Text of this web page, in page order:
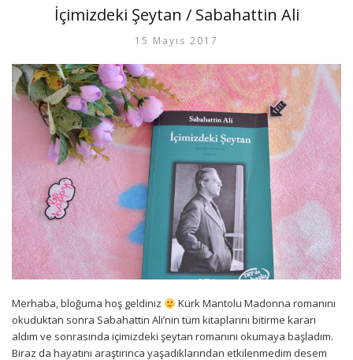
İçimizdeki Şeytan / Sabahattin Ali
15 Mayıs 2017
Merhaba, bloğuma hoş geldiniz
Kürk Mantolu Madonna romanını
okuduktan sonra Sabahattin Ali’nin tüm kitaplarını bitirme kararı
aldım ve sonrasında içimizdeki şeytan romanını okumaya başladım.
Biraz da hayatını araştırınca yaşadıklarından etkilenmedim desem